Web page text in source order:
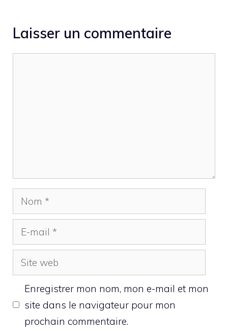
Laisser un commentaire
Nom
mail
Site
web
Enregistrer mon nom, mon e-mail et mon
site dans le navigateur pour mon
prochain commentaire.